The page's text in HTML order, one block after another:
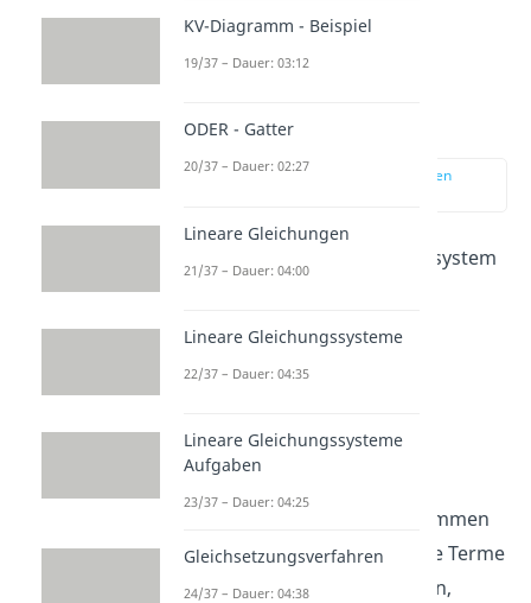
Additionsverfahren
zur Stelle im Video springen
Löse das Gleichungssystem
(I) 2x + 3y = 12
Rechenweg:
In den beiden Gleichungen kommen
+3y und — 3y vor. Da sich diese Terme
beim Addieren genau aufheben,
KV-Diagramm - Beispiel
19/37 – Dauer: 03:12
ODER - Gatter
20/37 – Dauer: 02:27
Lineare Gleichungen
21/37 – Dauer: 04:00
Lineare Gleichungssysteme
22/37 – Dauer: 04:35
Lineare Gleichungssysteme
Aufgaben
23/37 – Dauer: 04:25
Gleichsetzungsverfahren
24/37 – Dauer: 04:38